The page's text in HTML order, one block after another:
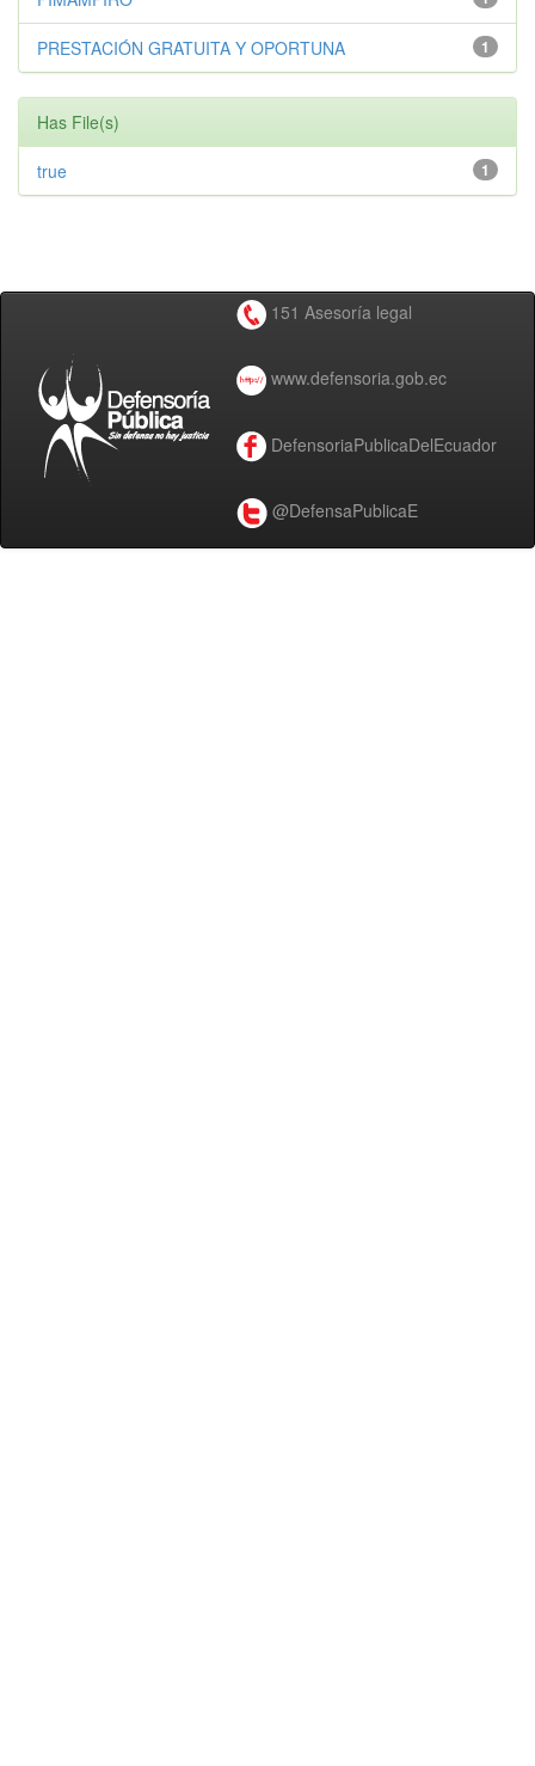
1
PRESTACIÓN GRATUITA Y OPORTUNA
Has File(s)
1
true
151 Asesoría legal
www.defensoria.gob.ec
DefensoriaPublicaDelEcuador
@DefensaPublicaE